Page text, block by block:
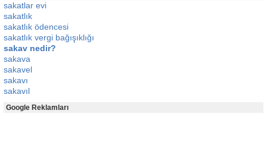
sakatlar evi
sakatlık
sakatlık ödencesi
sakatlık vergi bağışıklığı
sakav nedir?
sakava
sakavel
sakavı
sakavıl
Google Reklamları